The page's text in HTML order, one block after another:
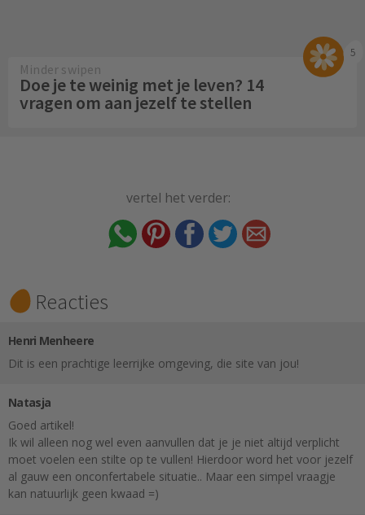
5
Minder swipen
Doe je te weinig met je leven? 14
vragen om aan jezelf te stellen
vertel het verder:
Reacties
Henri Menheere
Dit is een prachtige leerrijke omgeving, die site van jou!
Natasja
Goed artikel!
Ik wil alleen nog wel even aanvullen dat je je niet altijd verplicht
moet voelen een stilte op te vullen! Hierdoor word het voor jezelf
al gauw een onconfertabele situatie.. Maar een simpel vraagje
kan natuurlijk geen kwaad =)